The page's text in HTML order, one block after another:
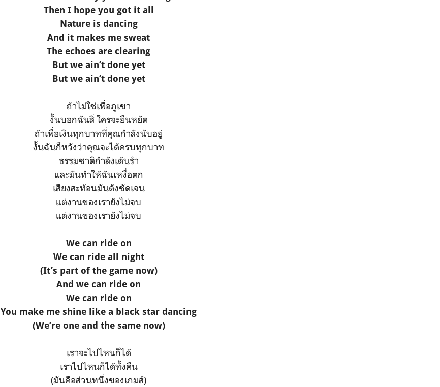
Then I hope you got it all
Nature is dancing
And it makes me sweat
The echoes are clearing
But we ain’t done yet
But we ain’t done yet
ถ้าไม่ใช่เพื่อภูเขา
งั้นบอกฉันสิ่ ใครจะยืนหยัด
ถ้าเพื่อเงินทุกบาทที่คุณกำลังนับอยู่
งั้นฉันก็หวังว่าคุณจะได้ครบทุกบาท
ธรรมชาติกำลังเต้นรำ
และมันทำให้ฉันเหงื่อตก
เสียงสะท้อนมันดังชัดเจน
แต่งานของเรายังไม่จบ
แต่งานของเรายังไม่จบ
We can ride on
We can ride all night
(It’s part of the game now)
And we can ride on
We can ride on
You make me shine like a black star dancing
(We’re one and the same now)
เราจะไปไหนก็ได้
เราไปไหนก็ได้ทั้งคืน
(มันคือส่วนหนึ่งของเกมส์)